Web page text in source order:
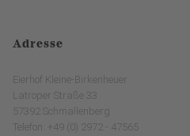
Adresse
Eierhof Kleine-Birkenheuer
Latroper Straße 33
57392 Schmallenberg
Telefon: +49 (0) 2972 - 47565